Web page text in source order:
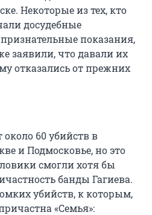
Некоторые из тех, кто
досудебные
показания,
заявили, что давали их
отказались от прежних
60 убийств в
и Подмосковье, но это
смогли хотя бы
банды Гагиева.
убийств, к которым,
«Семья»: